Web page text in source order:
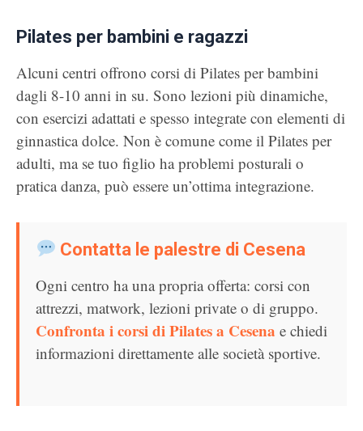
Pilates per bambini e ragazzi
Alcuni centri offrono corsi di Pilates per bambini
dagli 8-10 anni in su. Sono lezioni più dinamiche,
con esercizi adattati e spesso integrate con elementi di
ginnastica dolce. Non è comune come il Pilates per
adulti, ma se tuo figlio ha problemi posturali o
pratica danza, può essere un’ottima integrazione.
Contatta le palestre di Cesena
Ogni centro ha una propria offerta: corsi con
attrezzi, matwork, lezioni private o di gruppo.
Confronta i corsi di Pilates a Cesena e chiedi
informazioni direttamente alle società sportive.